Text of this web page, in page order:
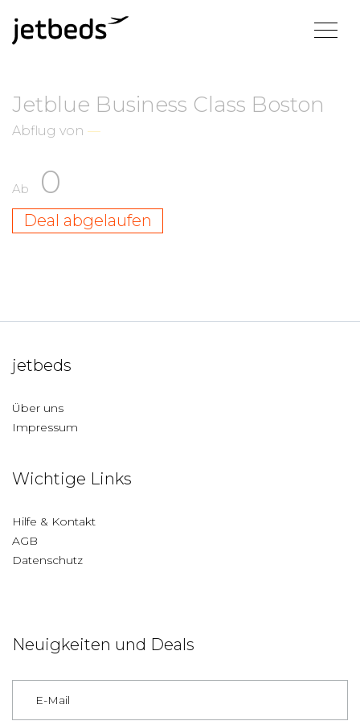
Jetblue Business Class Boston
Abflug von —
Ab 0
Deal abgelaufen
jetbeds
Über uns
Impressum
Wichtige Links
Hilfe & Kontakt
AGB
Datenschutz
Neuigkeiten und Deals